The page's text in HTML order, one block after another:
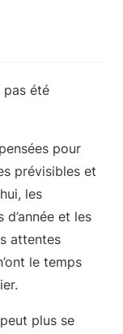
pas été
pour
prévisibles et
les
et les
attentes
le temps
plus se